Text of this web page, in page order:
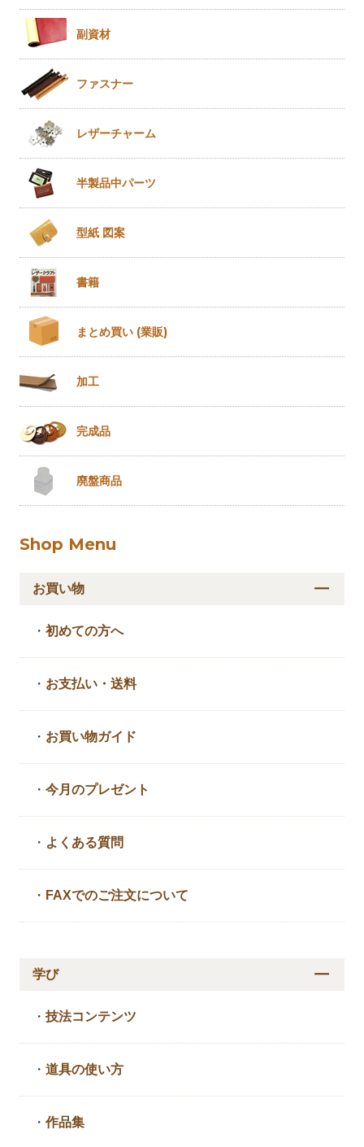
副資材
ファスナー
レザーチャーム
半製品中パーツ
型紙 図案
書籍
まとめ買い (業販)
加工
完成品
廃盤商品
Shop Menu
お買い物
・初めての方へ
・ お支払い・送料
・ お買い物ガイド
・今月のプレゼント
・ よくある質問
・ FAXでのご注文について
学び
・技法コンテンツ
・道具の使い方
・作品集